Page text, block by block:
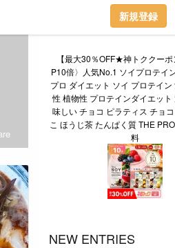
新規登録
【最大30％OFF★神トククーポ
P10倍〉人気No.1 ソイプロテイ
プロ ダイエット ソイ プロテイン
性 植物性 プロテインダイエット
味しい チョコ ピラティス チョ
こ ほうじ茶 たんぱく質 THE
料
NEW ENTRIES